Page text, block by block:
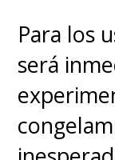
Para los
será